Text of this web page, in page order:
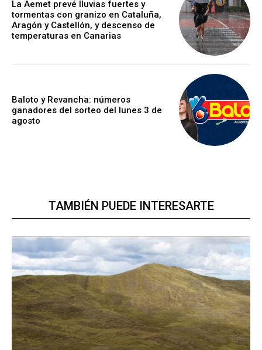
La Aemet prevé lluvias fuertes y
tormentas con granizo en Cataluña,
Aragón y Castellón, y descenso de
temperaturas en Canarias
Baloto y Revancha: números
ganadores del sorteo del lunes 3 de
agosto
TAMBIÉN PUEDE INTERESARTE